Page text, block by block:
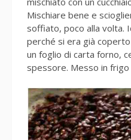
Mischiare bene e
soffiato, poco alla volta.
perché si era già
un foglio di carta forno,
spessore. Messo in